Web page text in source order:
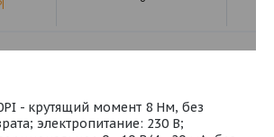
- крутящий момент 8 Нм, без
электропитание: 230 В;